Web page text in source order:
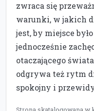
zwraca się
warunki, w jakich
jest, by miejsce
jednocześnie
otaczającego
odgrywa też rytm
spokojny i